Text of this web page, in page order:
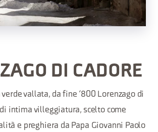
DI CADORE
verde vallata, da fine ‘800 Lorenzago di
intima villeggiatura, scelto come
e preghiera da Papa Giovanni Paolo